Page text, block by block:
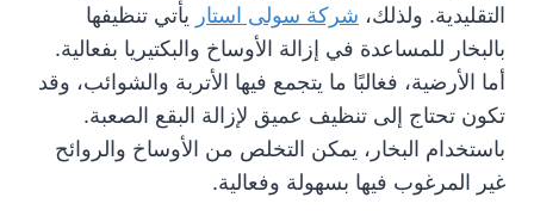
التقليدية. ولذلك، شركة سولى استار يأتي تنظيفها
بالبخار للمساعدة في إزالة الأوساخ والبكتيريا بفعالية.
أما الأرضية، فغالبًا ما يتجمع فيها الأتربة والشوائب، وقد
تكون تحتاج إلى تنظيف عميق لإزالة البقع الصعبة.
باستخدام البخار، يمكن التخلص من الأوساخ والروائح
غير المرغوب فيها بسهولة وفعالية.